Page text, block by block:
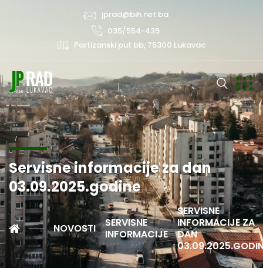
jprad@bih.net.ba
035/554-439
Partizanski put bb, 75300 Lukavac
Servisne informacije za dan
03.09.2025.godine
NOVOSTI
SERVISNE
INFORMACIJE
SERVISNE
INFORMACIJE ZA
DAN